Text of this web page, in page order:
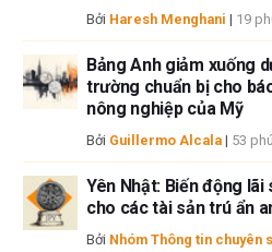
Bởi Haresh Menghani | 19
Bảng Anh giảm xuống
trường chuẩn bị cho
nông nghiệp của Mỹ
Bởi Guillermo Alcala | 53
Yên Nhật: Biến động
cho các tài sản trú ẩn
Bởi Nhóm Thông tin chuyên